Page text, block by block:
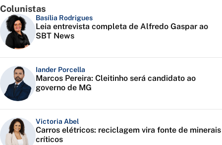
Colunistas
Basília Rodrigues
Leia entrevista completa de Alfredo Gaspar ao
SBT News
Iander Porcella
Marcos Pereira: Cleitinho será candidato ao
governo de MG
Victoria Abel
Carros elétricos: reciclagem vira fonte de minerais
críticos